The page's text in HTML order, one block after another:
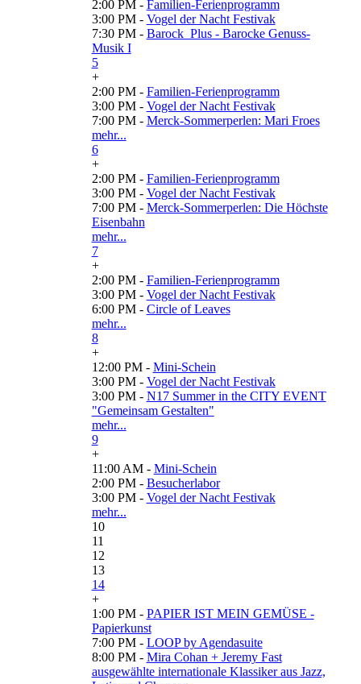
2:00 PM - Familien-Ferienprogramm
3:00 PM - Vogel der Nacht Festivak
7:30 PM - Barock_Plus - Barocke Genuss-
Musik I
5
+
2:00 PM - Familien-Ferienprogramm
3:00 PM - Vogel der Nacht Festivak
7:00 PM - Merck-Sommerperlen: Mari Froes
mehr...
6
+
2:00 PM - Familien-Ferienprogramm
3:00 PM - Vogel der Nacht Festivak
7:00 PM - Merck-Sommerperlen: Die Höchste
Eisenbahn
mehr...
7
+
2:00 PM - Familien-Ferienprogramm
3:00 PM - Vogel der Nacht Festivak
6:00 PM - Circle of Leaves
mehr...
8
+
12:00 PM - Mini-Schein
3:00 PM - Vogel der Nacht Festivak
3:00 PM - N17 Summer in the CITY EVENT
"Gemeinsam Gestalten"
mehr...
9
+
11:00 AM - Mini-Schein
2:00 PM - Besucherlabor
3:00 PM - Vogel der Nacht Festivak
mehr...
10
11
12
13
14
+
1:00 PM - PAPIER IST MEIN GEMÜSE -
Papierkunst
7:00 PM - LOOP by Agendasuite
8:00 PM - Mira Cohan + Jeremy Fast
ausgewählte internationale Klassiker aus Jazz,